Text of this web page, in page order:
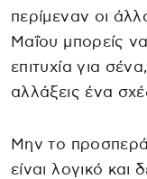
περίμεναν οι
Μαΐου μπορείς
επιτυχία για
αλλάξεις ένα
Μην το
είναι λογικό και